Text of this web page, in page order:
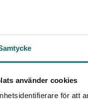
använder cookies
för att
kategori